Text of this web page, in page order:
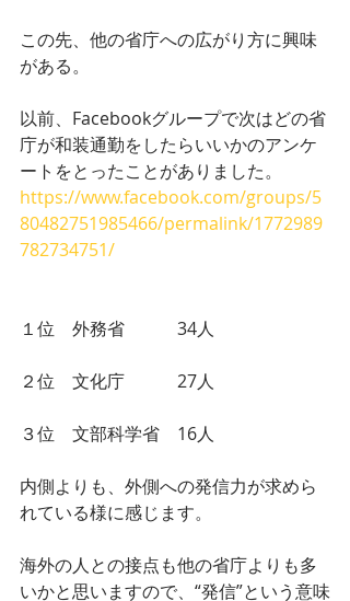
この先、他の省庁への広がり方に興味
がある。
以前、Facebookグループで次はどの省
庁が和装通勤をしたらいいかのアンケ
ートをとったことがありました。
https://www.facebook.com/groups/5
80482751985466/permalink/1772989
782734751/
１位　外務省　　　34人
２位　文化庁　　　27人
３位　文部科学省　16人
内側よりも、外側への発信力が求めら
れている様に感じます。
海外の人との接点も他の省庁よりも多
いかと思いますので、“発信”という意味